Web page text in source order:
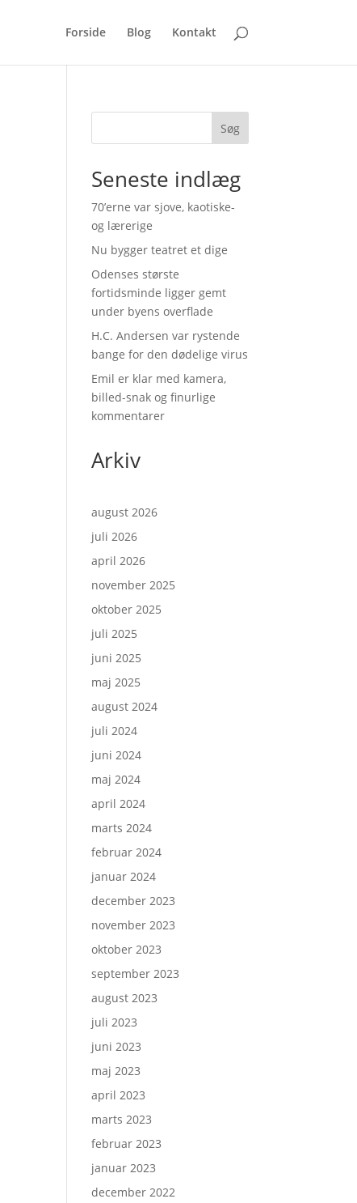
Forside Blog Kontakt
Søg
Seneste indlæg
70’erne var sjove, kaotiske-
og lærerige
Nu bygger teatret et dige
Odenses største
fortidsminde ligger gemt
under byens overflade
H.C. Andersen var rystende
bange for den dødelige virus
Emil er klar med kamera,
billed-snak og finurlige
kommentarer
Arkiv
august 2026
juli 2026
april 2026
november 2025
oktober 2025
juli 2025
juni 2025
maj 2025
august 2024
juli 2024
juni 2024
maj 2024
april 2024
marts 2024
februar 2024
januar 2024
december 2023
november 2023
oktober 2023
september 2023
august 2023
juli 2023
juni 2023
maj 2023
april 2023
marts 2023
februar 2023
januar 2023
december 2022